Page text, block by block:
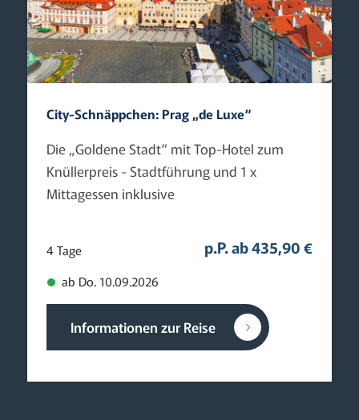
City-Schnäppchen: Prag „de Luxe“
Die „Goldene Stadt“ mit Top-Hotel zum
Knüllerpreis - Stadtführung und 1 x
Mittagessen inklusive
4 Tage
ab Do. 10.09.2026
p.P. ab 435,90 €
Informationen zur Reise